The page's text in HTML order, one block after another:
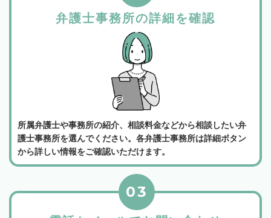
弁護士事務所の詳細を確認
所属弁護士や事務所の紹介、相談料金などから相談したい弁
護士事務所を選んでください。各弁護士事務所は詳細ボタン
から詳しい情報をご確認いただけます。
03